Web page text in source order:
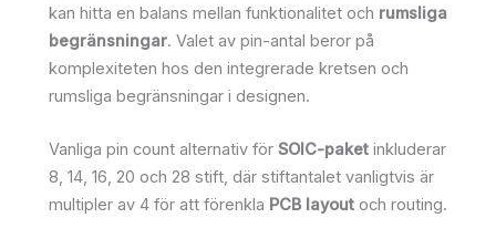
kan hitta en balans mellan funktionalitet och rumsliga
begränsningar. Valet av pin-antal beror på
komplexiteten hos den integrerade kretsen och
rumsliga begränsningar i designen.
Vanliga pin count alternativ för SOIC-paket inkluderar
8, 14, 16, 20 och 28 stift, där stiftantalet vanligtvis är
multipler av 4 för att förenkla PCB layout och routing.